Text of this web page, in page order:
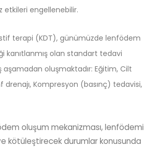
etkileri engellenebilir.
terapi (KDT), günümüzde lenfödem
kanıtlanmış olan standart tedavi
aşamadan oluşmaktadır: Eğitim, Cilt
drenajı, Kompresyon (basınç) tedavisi,
oluşum mekanizması, lenfödemi
kötüleştirecek durumlar konusunda